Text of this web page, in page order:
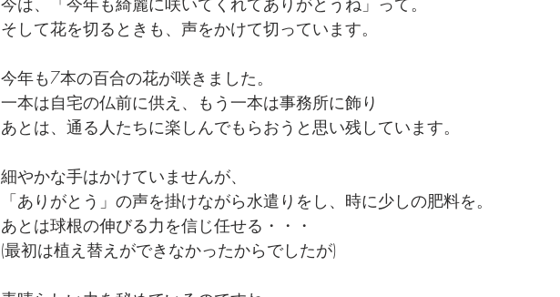
そして花を切るときも、声をかけて切っています。
今年も7本の百合の花が咲きました。
一本は自宅の仏前に供え、もう一本は事務所に飾り
あとは、通る人たちに楽しんでもらおうと思い残しています。
細やかな手はかけていませんが、
「ありがとう」の声を掛けながら水遣りをし、時に少しの肥料を。
あとは球根の伸びる力を信じ任せる・・・
(最初は植え替えができなかったからでしたが)